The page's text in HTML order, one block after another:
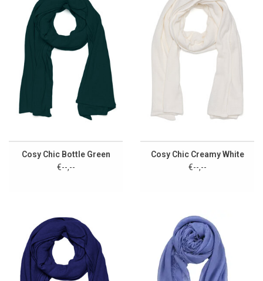
Cosy Chic Bottle Green
€--,--
Cosy Chic Creamy White
€--,--